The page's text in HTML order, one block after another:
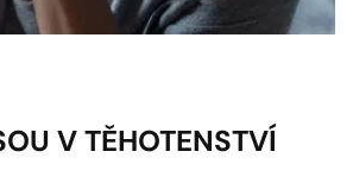
V TĚHOTENSTVÍ